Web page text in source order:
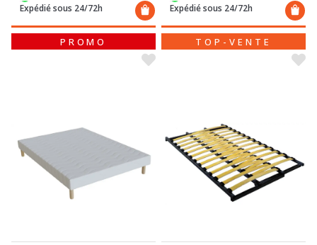
Expédié sous 24/72h Expédié sous 24/72h
PROMO TOP-VENTE